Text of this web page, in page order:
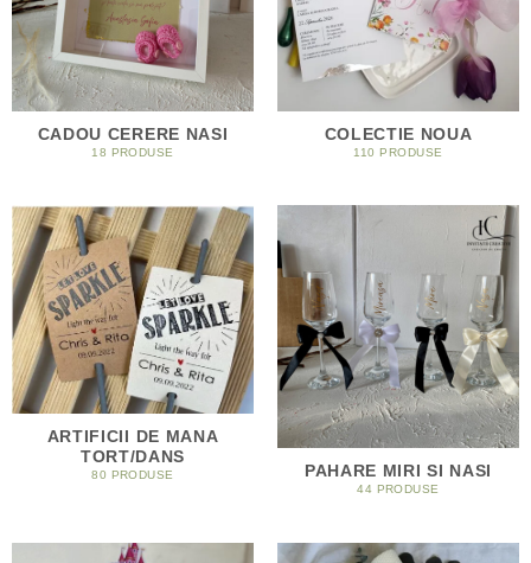
CADOU CERERE NASI
18 PRODUSE
COLECTIE NOUA
110 PRODUSE
ARTIFICII DE MANA
TORT/DANS
80 PRODUSE PAHARE MIRI SI NASI
44 PRODUSE